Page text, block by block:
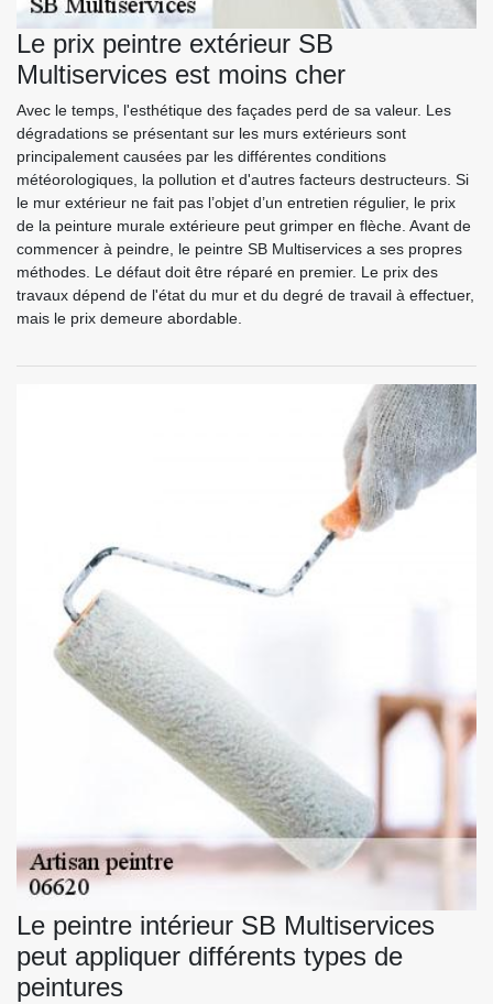
Le prix peintre extérieur SB
Multiservices est moins cher
Avec le temps, l'esthétique des façades perd de sa valeur. Les
dégradations se présentant sur les murs extérieurs sont
principalement causées par les différentes conditions
météorologiques, la pollution et d'autres facteurs destructeurs. Si
le mur extérieur ne fait pas l’objet d’un entretien régulier, le prix
de la peinture murale extérieure peut grimper en flèche. Avant de
commencer à peindre, le peintre SB Multiservices a ses propres
méthodes. Le défaut doit être réparé en premier. Le prix des
travaux dépend de l'état du mur et du degré de travail à effectuer,
mais le prix demeure abordable.
Le peintre intérieur SB Multiservices
peut appliquer différents types de
peintures